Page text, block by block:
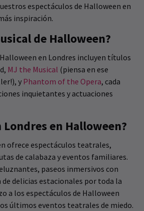
espectáculos de Halloween en
inspiración.
de Halloween?
Halloween en Londres incluyen títulos
MJ the Musical (piensa en ese
y Phantom of the Opera, cada
inquietantes y actuaciones
Londres en Halloween?
ofrece espectáculos teatrales,
de calabaza y eventos familiares.
paseos inmersivos con
delicias estacionales por toda la
a los espectáculos de Halloween
últimos eventos teatrales de miedo.